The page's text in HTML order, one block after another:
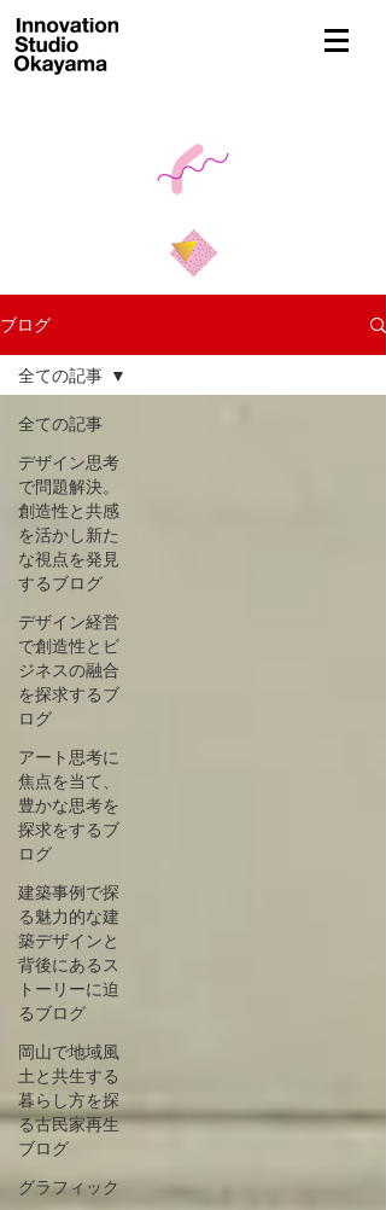
ブログ
全ての記事
デザイン思考
で問題解決。
創造性と共感
を活かし新た
な視点を発見
するブログ
デザイン経営
で創造性とビ
ジネスの融合
を探求するブ
ログ
アート思考に
焦点を当て、
豊かな思考を
探求をするブ
ログ
建築事例で探
る魅力的な建
築デザインと
背後にあるス
トーリーに迫
るブログ
岡山で地域風
土と共生する
暮らし方を探
る古民家再生
ブログ
グラフィック
全ての記事